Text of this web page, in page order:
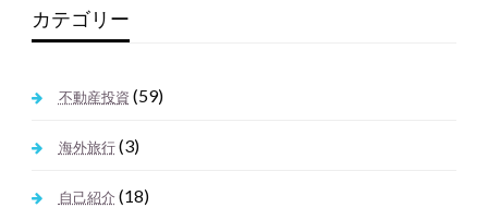
カテゴリー
不動産投資 (59)
海外旅行(3)
自己紹介 (18)